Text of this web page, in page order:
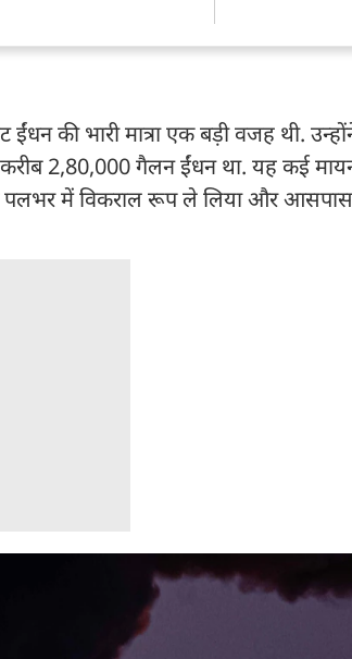
की भारी मात्रा एक बड़ी वजह थी.
2,80,000 गैलन ईंधन था. यह कई
ने पलभर में विकराल रूप ले लिया और